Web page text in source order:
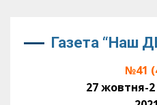
Газета “Наш
№41
27 жовтня-